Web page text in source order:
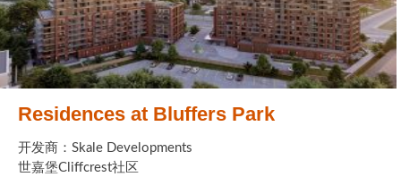
Residences at Bluffers Park
开发商：Skale Developments
世嘉堡Cliffcrest社区